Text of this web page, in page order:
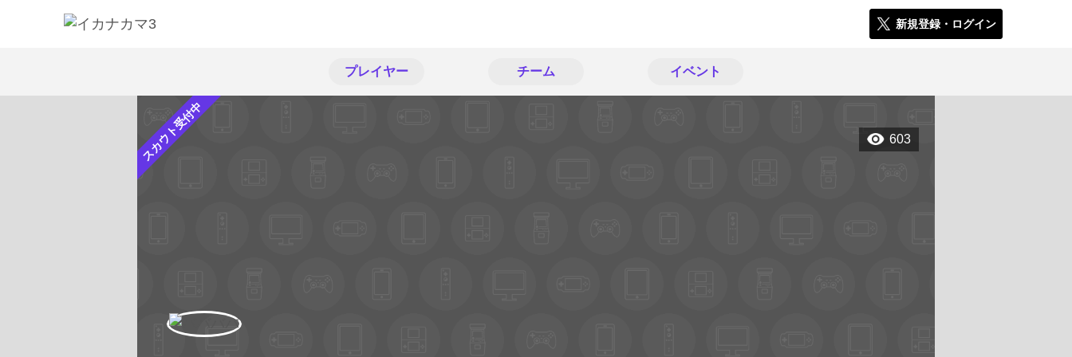
新規登録・ログイン
プレイヤー チーム イベント
スカウト受付中 603